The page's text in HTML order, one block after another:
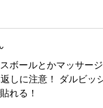
ボールとかマッサー
しに注意！ ダルビッ
れる！